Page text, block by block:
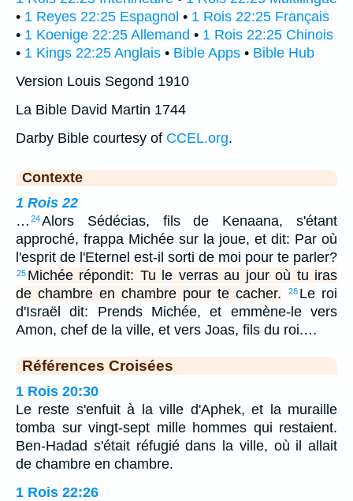
• 1 Reyes 22:25 Espagnol • 1 Rois 22:25 Français
• 1 Koenige 22:25 Allemand • 1 Rois 22:25 Chinois
• 1 Kings 22:25 Anglais • Bible Apps • Bible Hub
Version Louis Segond 1910
La Bible David Martin 1744
Darby Bible courtesy of CCEL.org.
Contexte
1 Rois 22
… 24Alors Sédécias, fils de Kenaana, s'étant
approché, frappa Michée sur la joue, et dit: Par où
l'esprit de l'Eternel est-il sorti de moi pour te parler?
25 Michée répondit: Tu le verras au jour où tu iras
de chambre en chambre pour te cacher.
26 Le roi
d'Israël dit: Prends Michée, et emmène-le vers
Amon, chef de la ville, et vers Joas, fils du roi.…
Références Croisées
1 Rois 20:30
Le reste s'enfuit à la ville d'Aphek, et la muraille
tomba sur vingt-sept mille hommes qui restaient.
Ben-Hadad s'était réfugié dans la ville, où il allait
de chambre en chambre.
1 Rois 22:26